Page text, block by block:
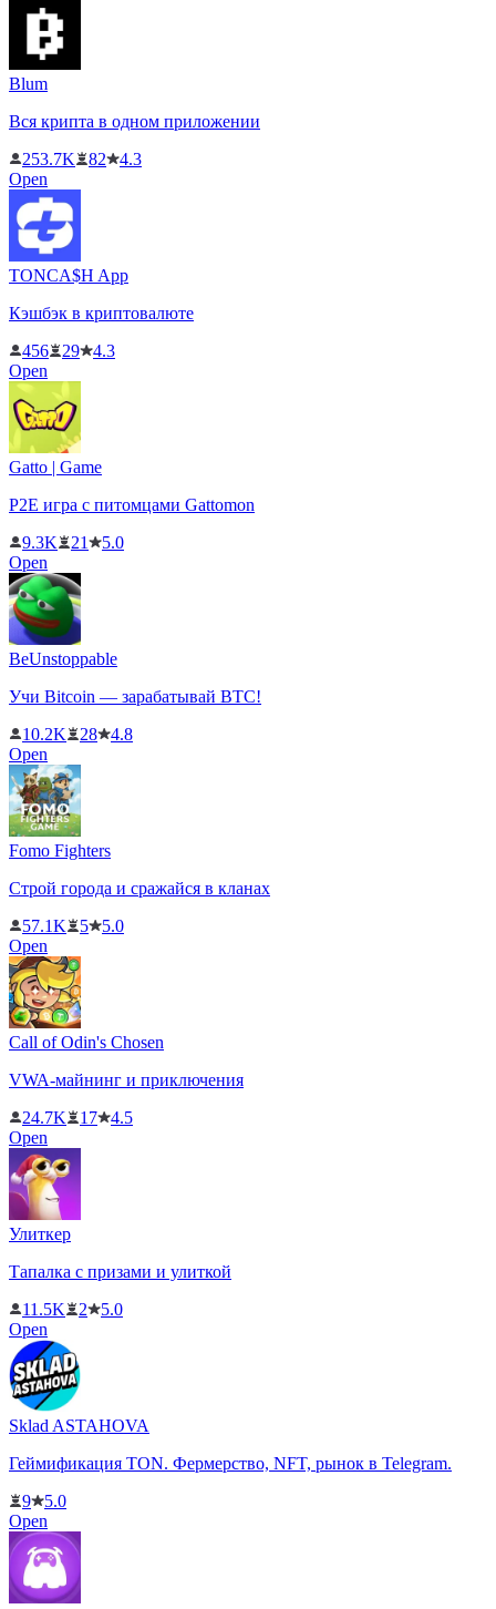
Blum
Вся крипта в одном приложении
253.7K
82
4.3
Open
TONCA$H App
Кэшбэк в криптовалюте
456
29
4.3
Open
Gatto | Game
P2E игра с питомцами Gattomon
9.3K
21
5.0
Open
BeUnstoppable
Учи Bitcoin — зарабатывай BTC!
10.2K
28
4.8
Open
Fomo Fighters
Строй города и сражайся в кланах
57.1K
5
5.0
Open
Call of Odin's Chosen
VWA-майнинг и приключения
24.7K
17
4.5
Open
Улиткер
Тапалка с призами и улиткой
11.5K
2
5.0
Open
Sklad ASTAHOVA
Геймификация TON. Фермерство, NFT, рынок в Telegram.
9
5.0
Open